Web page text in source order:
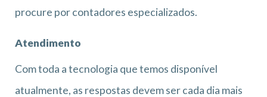
procure por contadores especializados.
Atendimento
Com toda a tecnologia que temos disponível
atualmente, as respostas devem ser cada dia mais